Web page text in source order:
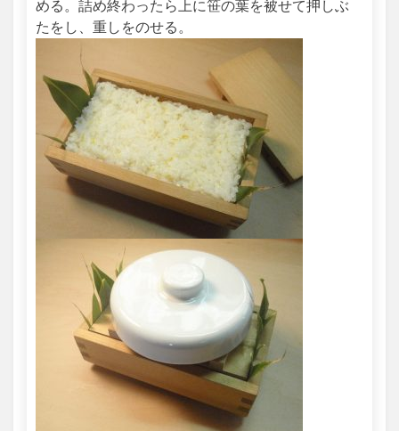
める。詰め終わったら上に笹の葉を被せて押しぶ
たをし、重しをのせる。